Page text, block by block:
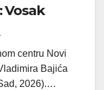
Vosak
centru Novi
Bajića
2026).…